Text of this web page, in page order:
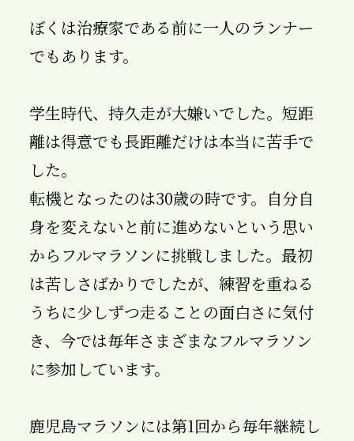
ぼくは治療家である前に一人のランナー
でもあります。
学生時代、持久走が大嫌いでした。短距
離は得意でも長距離だけは本当に苦手で
した。
転機となったのは30歳の時です。自分自
身を変えないと前に進めないという思い
からフルマラソンに挑戦しました。最初
は苦しさばかりでしたが、練習を重ねる
うちに少しずつ走ることの面白さに気付
き、今では毎年さまざまなフルマラソン
に参加しています。
鹿児島マラソンには第1回から毎年継続し